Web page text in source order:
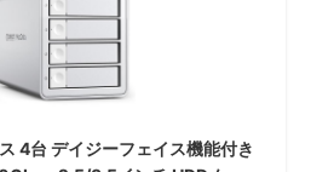
4台 デイジーフェイス機能付き